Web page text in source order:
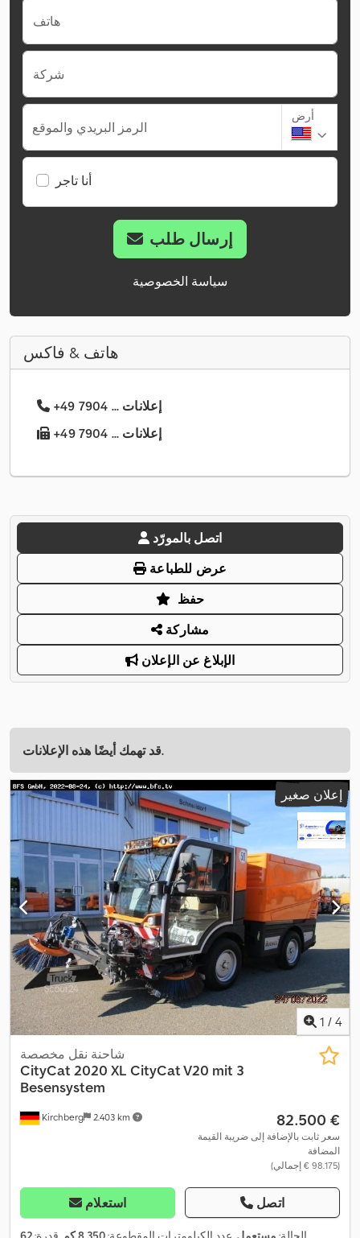
هاتف
شركة
الرمز البريدي والموقع
أرض
أنا تاجر
إرسال طلب
سياسة الخصوصية
هاتف & فاكس
+49 7904 ... إعلانات
+49 7904 ... إعلانات
اتصل بالمورّد
عرض للطباعة
حفظ
مشاركة
الإبلاغ عن الإعلان
قد تهمك أيضًا هذه الإعلانات.
إعلان صغير
1 / 4
Kirchberg 2.403 km
شاحنة نقل مخصصة
CityCat 2020 XL CityCat V20 mit 3
Besensystem
‏82.500 €
سعر ثابت بالإضافة إلى ضريبة القيمة
المضافة
(‏98.175 € إجمالي)
استعلام اتصل